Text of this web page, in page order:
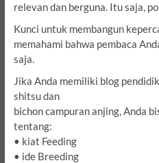
relevan dan berguna. Itu saja,
Kunci untuk membangun
memahami bahwa pembaca
saja.
Jika Anda memiliki blog
shitsu dan
bichon campuran anjing, Anda
tentang:
• kiat Feeding
• ide Breeding